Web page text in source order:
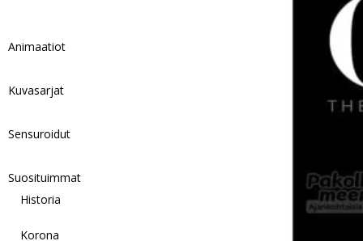
Animaatiot
Kuvasarjat
Sensuroidut
Suosituimmat
Historia
Korona